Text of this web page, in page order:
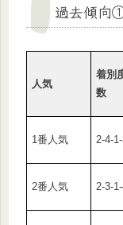
過去傾向
人気
着別
数
1番人気 2-4-
2番人気 2-3-